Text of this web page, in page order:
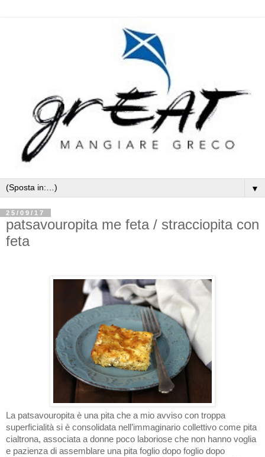
▼
25/09/17
patsavouropita me feta / stracciopita con
feta
La patsavouropita è una pita che a mio avviso con troppa
superficialità si è consolidata nell’immaginario collettivo come pita
cialtrona, associata a donne poco laboriose che non hanno voglia
e pazienza di assemblare una pita foglio dopo foglio dopo